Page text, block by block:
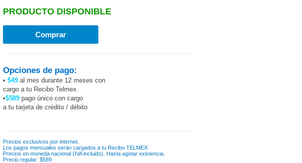
PRODUCTO DISPONIBLE
Opciones de pago:
• $49 al mes durante 12 meses con
cargo a tu Recibo Telmex.
•$589 pago único con cargo
a tu tarjeta de crédito / débito
Precios exclusivos por internet.
Los pagos mensuales serán cargados a tu Recibo TELMEX.
Precios en moneda nacional (IVA incluido). Hasta agotar existencia.
Precio regular: $589